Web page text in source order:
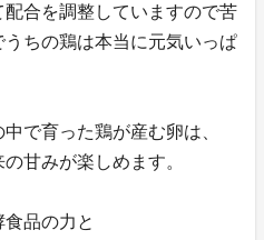
合を調整していますので苦
ちの鶏は本当に元気いっぱ
で育った鶏が産む卵は、
甘みが楽しめます。
品の力と